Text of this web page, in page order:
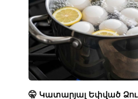
🤫 Կատարյալ Եփված Ձու